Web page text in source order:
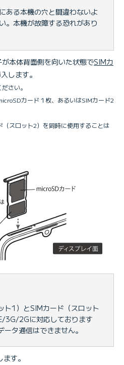
ある本機の穴と間違わないよ
。本機が故障する恐れがあり
本体背面側を向いた状態でSIMカ
します。
さい。
カード１枚、あるいはSIMカード2
スロット2）を同時に使用することは
ト1）とSIMカード（スロット
3G/2Gに対応しております
ータ通信はできません。
す。